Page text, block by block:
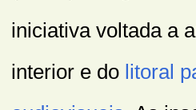
iniciativa voltada a
interior e do litoral